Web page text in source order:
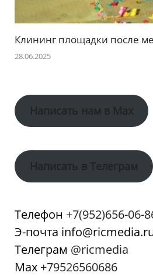
Клининг площадки после
28.06.2025
Написать нам в Max
Написать в Телеграм
Телефон +7(952)656-06-
Э-почта
Телеграм @ricmedia
Мах +79526560686